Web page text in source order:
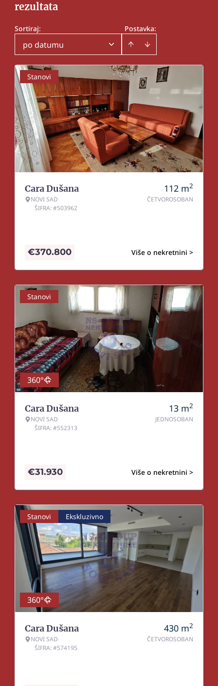
rezultata
Postavka:
Sortiraj:
po datumu
Stanovi
Cara Dušana
NOVI SAD
ŠIFRA: #503962
112 m2
ČETVOROSOBAN
Više o nekretnini >
€370.800
Stanovi
360°
Cara Dušana
NOVI SAD
ŠIFRA: #552313
13 m2
JEDNOSOBAN
Više o nekretnini >
€31.930
Stanovi Ekskluzivno
360°
Cara Dušana
NOVI SAD
ŠIFRA: #574195
430 m2
ČETVOROSOBAN